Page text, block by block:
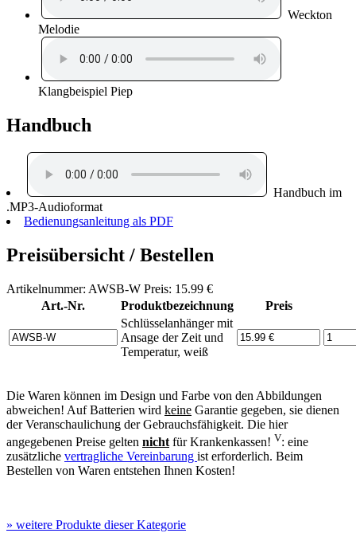
Weckton
Melodie
Klangbeispiel Piep
Handbuch
Handbuch im
.MP3-Audioformat
Bedienungsanleitung als PDF
Preisübersicht / Bestellen
Artikelnummer: AWSB-W Preis: 15.99 €
Art.-Nr.
Produktbezeichnung
Preis
Schlüsselanhänger mit
Ansage der Zeit und
Temperatur, weiß
Die Waren können im Design und Farbe von den Abbildungen
abweichen! Auf Batterien wird keine Garantie gegeben, sie dienen
der Veranschaulichung der Gebrauchsfähigkeit. Die hier
angegebenen Preise gelten nicht für Krankenkassen! V: eine
zusätzliche vertragliche Vereinbarung ist erforderlich. Beim
Bestellen von Waren entstehen Ihnen Kosten!
» weitere Produkte dieser Kategorie